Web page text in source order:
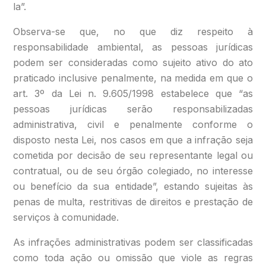
la”.
Observa-se que, no que diz respeito à
responsabilidade ambiental, as pessoas jurídicas
podem ser consideradas como sujeito ativo do ato
praticado inclusive penalmente, na medida em que o
art. 3º da Lei n. 9.605/1998 estabelece que “as
pessoas jurídicas serão responsabilizadas
administrativa, civil e penalmente conforme o
disposto nesta Lei, nos casos em que a infração seja
cometida por decisão de seu representante legal ou
contratual, ou de seu órgão colegiado, no interesse
ou benefício da sua entidade”, estando sujeitas às
penas de multa, restritivas de direitos e prestação de
serviços à comunidade.
As infrações administrativas podem ser classificadas
como toda ação ou omissão que viole as regras